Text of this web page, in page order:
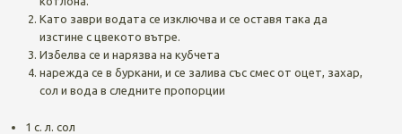
Като заври водата се изключва и се оставя така да
изстине с цвекото вътре.
Избелва се и нарязва на кубчета
нарежда се в буркани, и се залива със смес от оцет, захар,
сол и вода в следните пропорции
1 с. л. сол